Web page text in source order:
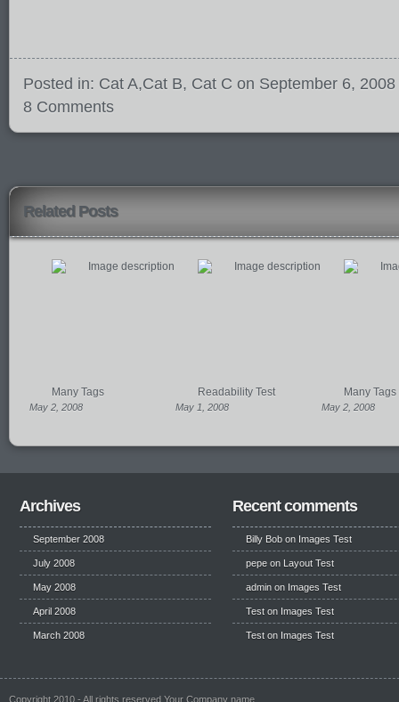
Posted in: Cat A,Cat B, Cat C on September 6, 2008
8 Comments
Related Posts
Many Tags
May 2, 2008
Readability Test
May 1, 2008
Many Tags
May 2, 2008
Archives
September 2008
July 2008
May 2008
April 2008
March 2008
Recent comments
Billy Bob on Images Test
pepe on Layout Test
admin on Images Test
Test on Images Test
Test on Images Test
Copyright 2010 - All rights reserved Your Company name